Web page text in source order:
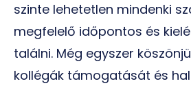
szinte lehetetlen mindenki
megfelelő időpontos és
találni. Még egyszer
kollégák támogatását és